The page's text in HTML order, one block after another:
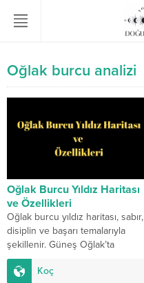
Oğlak burcu analizi
Oğlak Burcu Yıldız Haritası
ve Özellikleri
Oğlak burcu yıldız haritası, sabır,
disiplin ve başarı temalarıyla
şekillenir. Güneş Oğlak’ta
olduğunda kişi kararlı, ciddi ve
hedef odaklıdır. Ay...
Koç